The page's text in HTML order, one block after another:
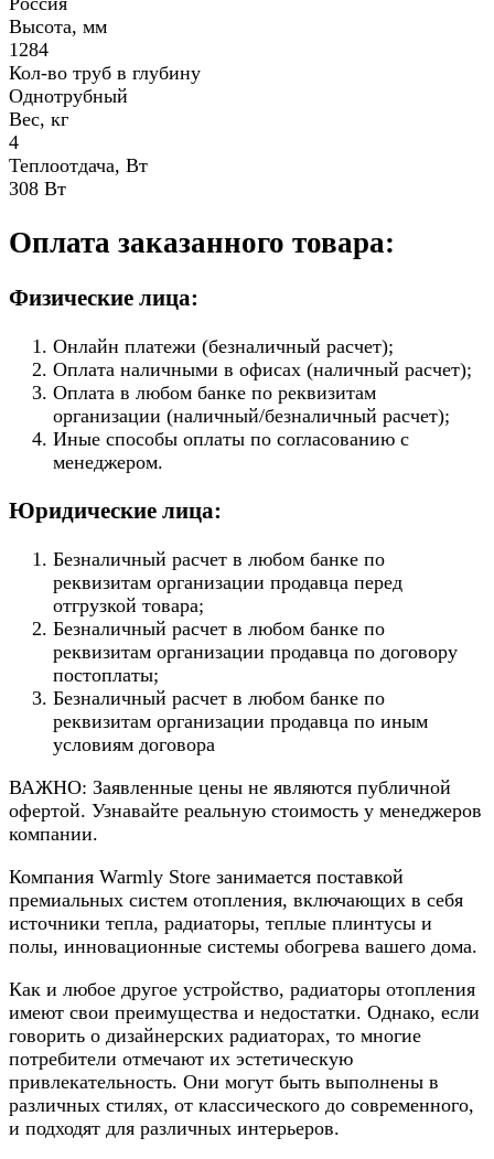
Высота, мм
1284
Кол-во труб в глубину
Однотрубный
Вес, кг
4
Теплоотдача, Вт
308 Вт
Оплата заказанного товара:
Физические лица:
Онлайн платежи (безналичный расчет);
Оплата наличными в офисах (наличный расчет);
Оплата в любом банке по реквизитам
организации (наличный/безналичный расчет);
Иные способы оплаты по согласованию с
менеджером.
Юридические лица:
Безналичный расчет в любом банке по
реквизитам организации продавца перед
отгрузкой товара;
Безналичный расчет в любом банке по
реквизитам организации продавца по договору
постоплаты;
Безналичный расчет в любом банке по
реквизитам организации продавца по иным
условиям договора
ВАЖНО: Заявленные цены не являются публичной
офертой. Узнавайте реальную стоимость у менеджеров
компании.
Компания Warmly Store занимается поставкой
премиальных систем отопления, включающих в себя
источники тепла, радиаторы, теплые плинтусы и
полы, инновационные системы обогрева вашего дома.
Как и любое другое устройство, радиаторы отопления
имеют свои преимущества и недостатки. Однако, если
говорить о дизайнерских радиаторах, то многие
потребители отмечают их эстетическую
привлекательность. Они могут быть выполнены в
различных стилях, от классического до современного,
и подходят для различных интерьеров.